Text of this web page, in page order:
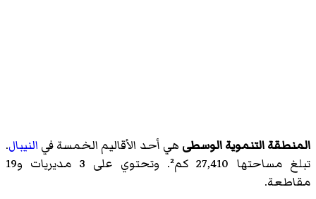
المنطقة التنموية الوسطى هي أحد الأقاليم الخمسة في النيبال.
تبلغ مساحتها 27,410 كم². وتحتوي على 3 مديريات و19
مقاطعة.